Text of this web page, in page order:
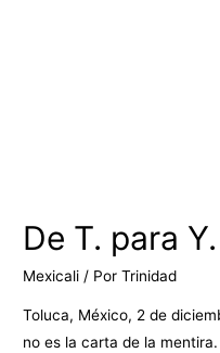
De T. para Y.
Mexicali / PorTrinidad
Toluca, México, 2 de
no es la carta de la